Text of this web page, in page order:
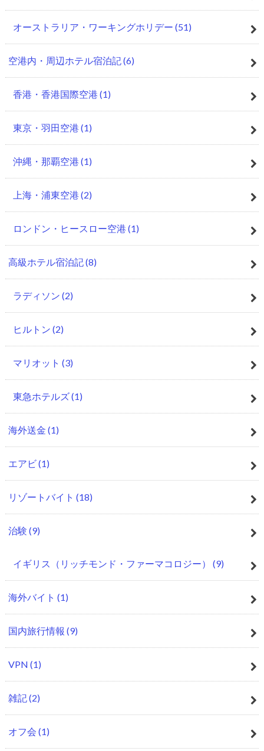
オーストラリア・ワーキングホリデー (51)
空港内・周辺ホテル宿泊記(6)
香港・香港国際空港 (1)
東京・羽田空港 (1)
沖縄・那覇空港 (1)
上海・浦東空港 (2)
ロンドン・ヒースロー空港 (1)
高級ホテル宿泊記(8)
ラディソン (2)
ヒルトン (2)
マリオット (3)
東急ホテルズ(1)
海外送金 (1)
エアビ(1)
リゾートバイト (18)
治験 (9)
イギリス（リッチモンド・ファーマコロジー） (9)
海外バイト (1)
国内旅行情報 (9)
VPN (1)
雑記(2)
オフ会 (1)